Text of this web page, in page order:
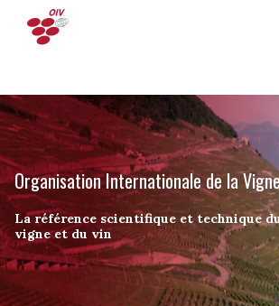
Aller au
Organisation Internationale de la
La référence scientifique et technique
vigne et du vin